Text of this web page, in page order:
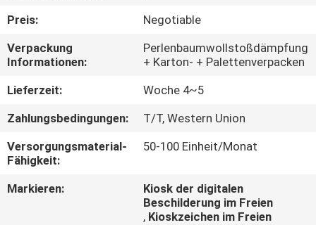
QUALITÄTSKONTROLLE
TRETEN
SIE
MIT
IN
VERBINDUNG
Preis:
Negotiable
Verpackung
Informationen:
Perlenbaumwollstoßdämpfung
+ Karton- + Palettenverpacken
Lieferzeit:
Woche 4~5
Zahlungsbedingungen:
T/T, Western Union
Versorgungsmaterial-
Fähigkeit:
50-100 Einheit/Monat
Markieren:
Kiosk der digitalen
Beschilderung im Freien
, Kioskzeichen im Freien